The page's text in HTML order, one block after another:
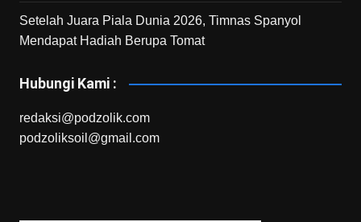
Setelah Juara Piala Dunia 2026, Timnas Spanyol
Mendapat Hadiah Berupa Tomat
Hubungi Kami :
redaksi@podzolik.com
podzoliksoil@gmail.com